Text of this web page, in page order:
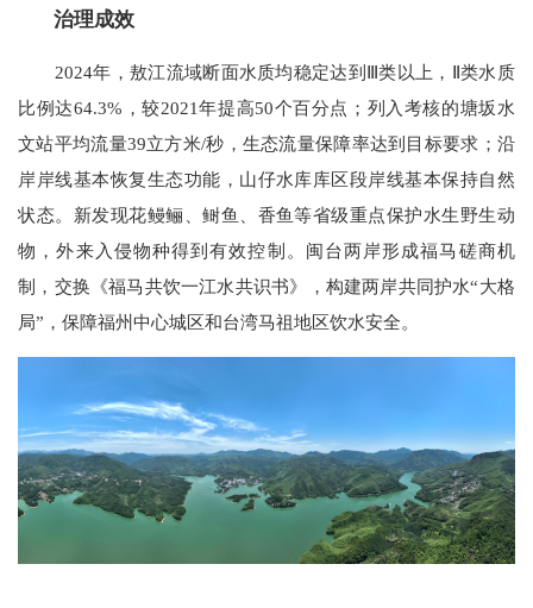
治理成效
2024年，敖江流域断面水质均稳定达到Ⅲ类以上，Ⅱ类水质
比例达64.3%，较2021年提高50个百分点；列入考核的塘坂水
文站平均流量39立方米/秒，生态流量保障率达到目标要求；沿
岸岸线基本恢复生态功能，山仔水库库区段岸线基本保持自然
状态。新发现花鳗鲡、鲥鱼、香鱼等省级重点保护水生野生动
物，外来入侵物种得到有效控制。闽台两岸形成福马磋商机
制，交换《福马共饮一江水共识书》，构建两岸共同护水“大格
局”，保障福州中心城区和台湾马祖地区饮水安全。